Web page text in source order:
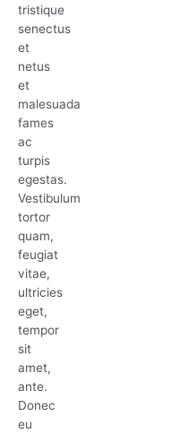
tristique
senectus
et
netus
et
malesuada
fames
ac
turpis
egestas.
Vestibulum
tortor
quam,
feugiat
vitae,
ultricies
eget,
tempor
sit
amet,
ante.
Donec
eu